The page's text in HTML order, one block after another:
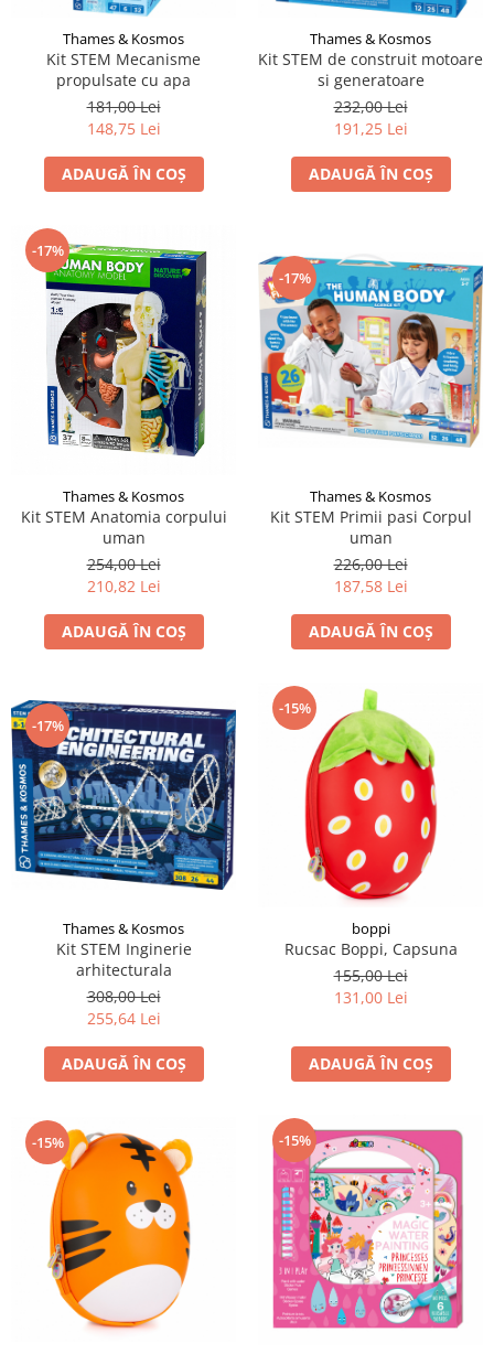
Thames & Kosmos
Kit STEM Mecanisme
propulsate cu apa
181,00 Lei
148,75 Lei
ADAUGĂ ÎN COȘ
Thames & Kosmos
Kit STEM de construit motoare
si generatoare
232,00 Lei
191,25 Lei
ADAUGĂ ÎN COȘ
-17%
Thames & Kosmos
Kit STEM Anatomia corpului
uman
254,00 Lei
210,82 Lei
ADAUGĂ ÎN COȘ
-17%
Thames & Kosmos
Kit STEM Primii pasi Corpul
uman
226,00 Lei
187,58 Lei
ADAUGĂ ÎN COȘ
-17%
Thames & Kosmos
Kit STEM Inginerie
arhitecturala
308,00 Lei
255,64 Lei
ADAUGĂ ÎN COȘ
-15%
boppi
Rucsac Boppi, Capsuna
155,00 Lei
131,00 Lei
ADAUGĂ ÎN COȘ
-15% -15%